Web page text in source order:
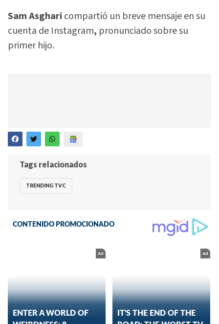
Sam Asghari compartió un breve mensaje en su
cuenta de Instagram, pronunciado sobre su
primer hijo.
Tags relacionados
TRENDING TVC